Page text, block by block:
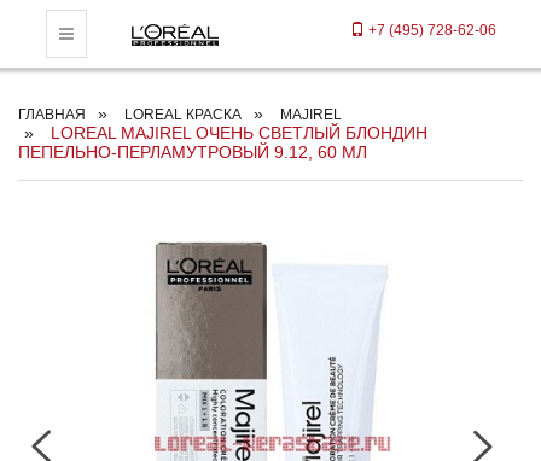
Toggle Navigation +7 (495) 728-62-06
ГЛАВНАЯ LOREAL КРАСКА MAJIREL
LOREAL MAJIREL ОЧЕНЬ СВЕТЛЫЙ БЛОНДИН
ПЕПЕЛЬНО-ПЕРЛАМУТРОВЫЙ 9.12, 60 МЛ